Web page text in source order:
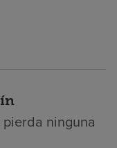
ninguna